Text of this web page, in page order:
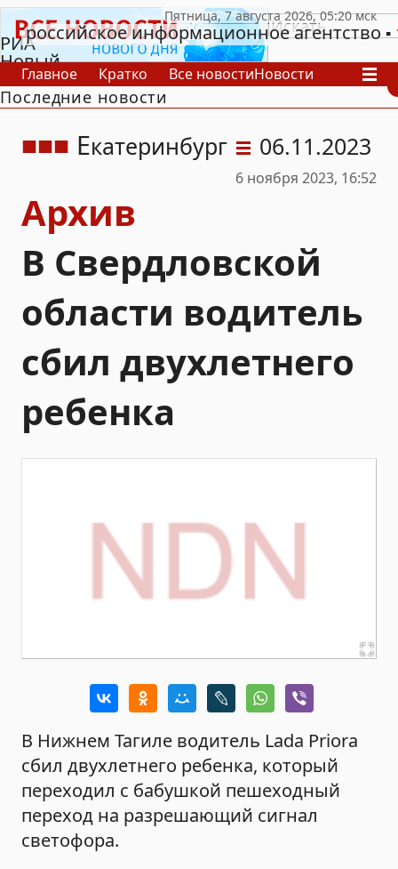
РИА
Новый
День
российское информационное агентство
Главное Кратко Все новостиНовости
В России
В мире
Последние новости
Екатеринбург 06.11.2023
6 ноября 2023, 16:52
Архив
В Свердловской
области водитель
сбил двухлетнего
ребенка
В Нижнем Тагиле водитель Lada Priora
сбил двухлетнего ребенка, который
переходил с бабушкой пешеходный
переход на разрешающий сигнал
светофора.